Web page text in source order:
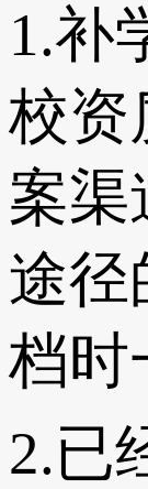
1.补
校资
案渠
途径
档时
2.已